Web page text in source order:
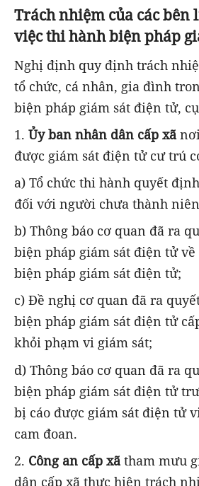
Trách nhiệm của các
việc thi hành biện pháp
Nghị định quy định trách
tổ chức, cá nhân, gia đình
biện pháp giám sát điện tử,
1. Ủy ban nhân dân cấp xãnơi
được giám sát điện tử cư trú
a) Tổ chức thi hành quyết
đối với người chưa thành
b) Thông báo cơ quan đã ra
biện pháp giám sát điện tử
biện pháp giám sát điện tử;
c) Đề nghị cơ quan đã ra
biện pháp giám sát điện tử
khỏi phạm vi giám sát;
d) Thông báo cơ quan đã ra
biện pháp giám sát điện tử
bị cáo được giám sát điện tử
cam đoan.
2. Công an cấp xã tham mưu
dân cấp xã thực hiện trách